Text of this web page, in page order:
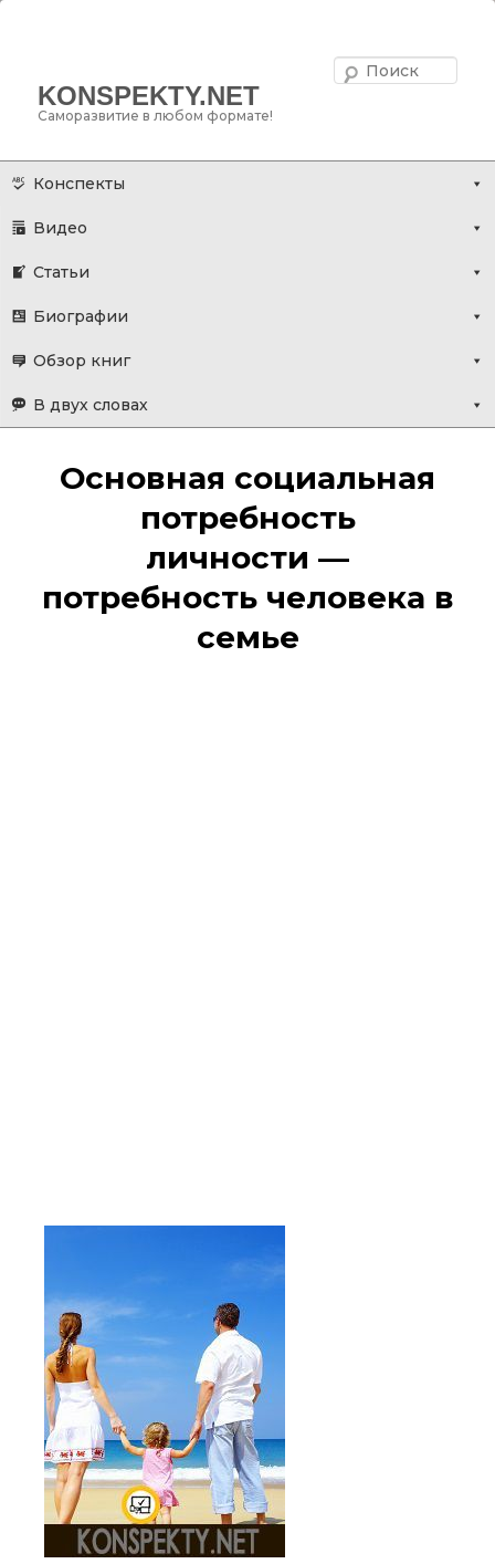
KONSPEKTY.NET
Саморазвитие в любом формате!
Главное меню
основному
Конспекты
Видео
Статьи
Биографии
Обзор книг
В двух словах
Основная социальная
потребность
личности —
потребность человека в
семье